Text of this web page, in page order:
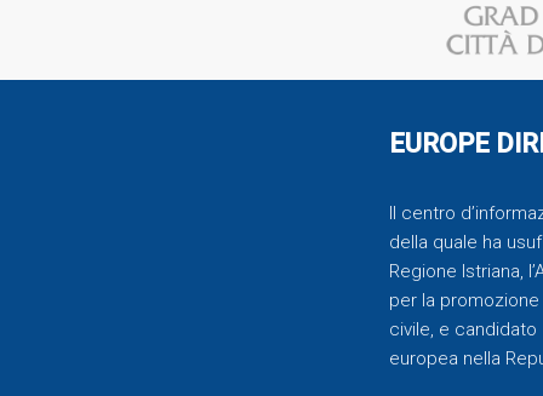
EUROPE
Il centro
della quale ha
Regione Istriana,
per la
civile, e candidato
europea nella